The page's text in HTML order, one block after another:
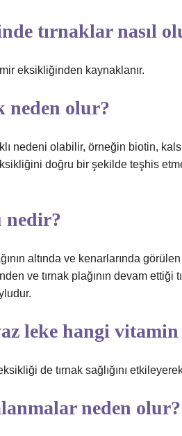
tırnaklar nasıl
eksikliğinden kaynaklanır.
neden olur?
nedeni olabilir, örneğin biotin,
doğru bir şekilde teşhis
nedir?
altında ve kenarlarında
ve tırnak plağının devam ettiği
leke hangi
de tırnak sağlığını
neden olur?